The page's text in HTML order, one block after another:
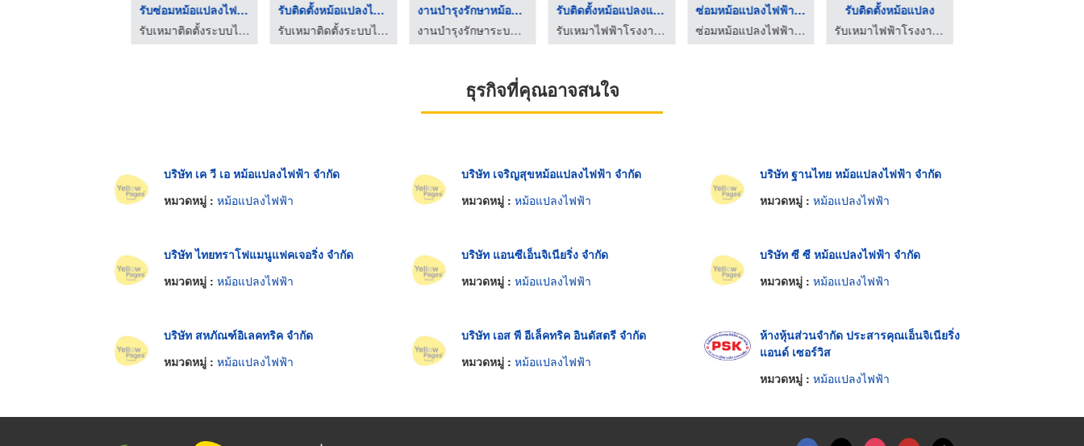
รับซ่อมหม้อแปลงไฟฟ้า ...
รับเหมาติดตั้งระบบไฟฟ้าแรงสูงชลบุรี
รับติดตั้งหม้อแปลงไฟ ...
รับเหมาติดตั้งระบบไฟฟ้าแรงสูงชลบุรี
งานบำรุงรักษาหม้อแปล ...
งานบำรุงรักษาระบบไฟฟ้า (PM) สระบุรี
รับติดตั้งหม้อแปลงแร ...
รับเหมาไฟฟ้าโรงงาน - เอ็นซีเอ็นเอกรุ๊ป
ซ่อมหม้อแปลงไฟฟ้าโรง ...
ซ่อมหม้อแปลงไฟฟ้าแรงสูง - เอส.ซี.ทรานฟอร์เมอร์
รับติดตั้งหม้อแปลง
รับเหมาไฟฟ้าโรงงาน - เอ็นซีเอ็นเอกรุ๊ป
ธุรกิจที่คุณอาจสนใจ
บริษัท เค วี เอ หม้อแปลงไฟฟ้า จำกัด
หมวดหมู่ : หม้อแปลงไฟฟ้า
บริษัท เจริญสุขหม้อแปลงไฟฟ้า จำกัด
หมวดหมู่ :หม้อแปลงไฟฟ้า
บริษัท ฐานไทย หม้อแปลงไฟฟ้า จำกัด
หมวดหมู่ : หม้อแปลงไฟฟ้า
บริษัท ไทยทราโฟแมนูแฟคเจอริ่ง จำกัด
หมวดหมู่ : หม้อแปลงไฟฟ้า
บริษัท แอนซีเอ็นจิเนียริ่ง จำกัด
หมวดหมู่ :หม้อแปลงไฟฟ้า
บริษัท ซี ซี หม้อแปลงไฟฟ้า จำกัด
หมวดหมู่ : หม้อแปลงไฟฟ้า
บริษัท สหภัณฑ์อิเลคทริค จำกัด
หมวดหมู่ : หม้อแปลงไฟฟ้า
บริษัท เอส พี อีเล็คทริค อินดัสตรี จำกัด
หมวดหมู่ :หม้อแปลงไฟฟ้า
ห้างหุ้นส่วนจำกัด ประสารคุณเอ็นจิเนียริ่ง
แอนด์ เซอร์วิส
หมวดหมู่ : หม้อแปลงไฟฟ้า